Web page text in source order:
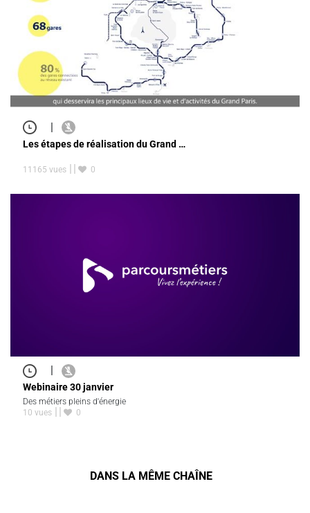
|
Les étapes de réalisation du Grand …
11165 vues 0
|
Webinaire 30 janvier
Des métiers pleins d'énergie
10 vues
0
DANS LA MÊME CHAÎNE